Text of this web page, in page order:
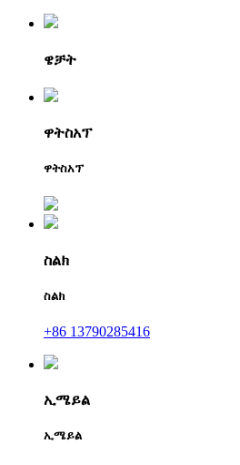
ዌቻት
ዋትስአፕ
ዋትስአፕ
ስልክ
ስልክ
+86 13790285416
ኢሜይል
ኢሜይል